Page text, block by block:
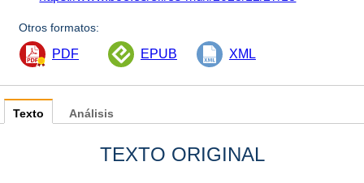
Otros formatos:
PDF EPUB XML
Texto
TEXTO ORIGINAL
Análisis